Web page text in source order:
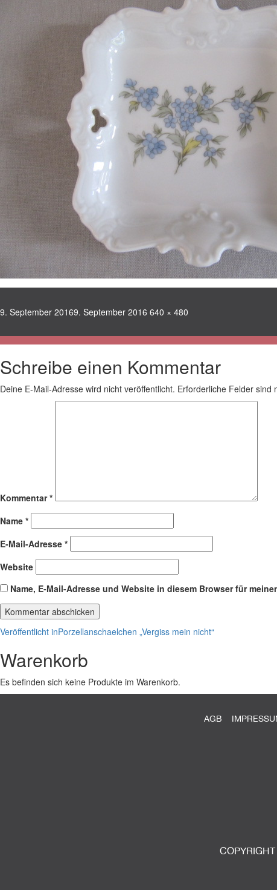
Veröffentlicht
9. September 20169. September 2016 Volle
640 × 480
Schreibe einen Kommentar
Deine E-Mail-Adresse wird nicht veröffentlicht. Erforderliche Felder sind
Kommentar*
Name *
E-Mail-Adresse *
Website
Name, E-Mail-Adresse und Website in diesem Browser für
Beitragsnavigation
Veröffentlicht inPorzellanschaelchen „Vergiss mein nicht“
Warenkorb
Es befinden sich keine Produkte im Warenkorb.
AGB